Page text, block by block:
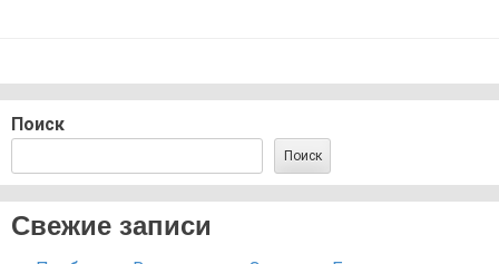
Поиск
Поиск
Свежие записи